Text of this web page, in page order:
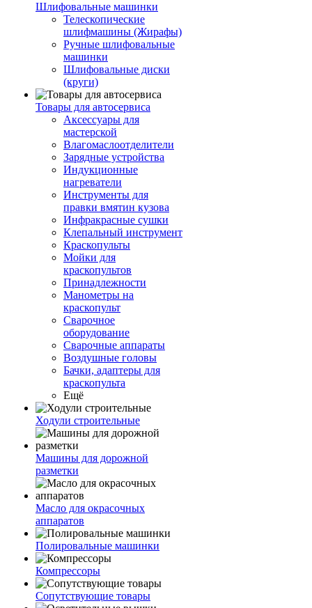
Шлифовальные машинки
Телескопические
шлифмашины (Жирафы)
Ручные шлифовальные
машинки
Шлифовальные диски
(круги)
Товары для автосервиса
Аксессуары для
мастерской
Влагомаслоотделители
Зарядные устройства
Индукционные
нагреватели
Инструменты для
правки вмятин кузова
Инфракрасные сушки
Клепальный инструмент
Краскопульты
Мойки для
краскопультов
Принадлежности
Манометры на
краскопульт
Сварочное
оборудование
Сварочные аппараты
Воздушные головы
Бачки, адаптеры для
краскопульта
Ещё
Ходули строительные
Машины для дорожной
разметки
Масло для окрасочных
аппаратов
Полировальные машинки
Компрессоры
Сопутствующие товары